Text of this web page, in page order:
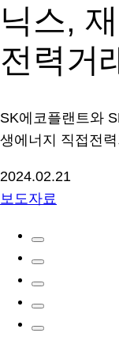
닉스,
전력거
SK에코플랜트와
생에너지 직접전
2024.02.21
보도자료